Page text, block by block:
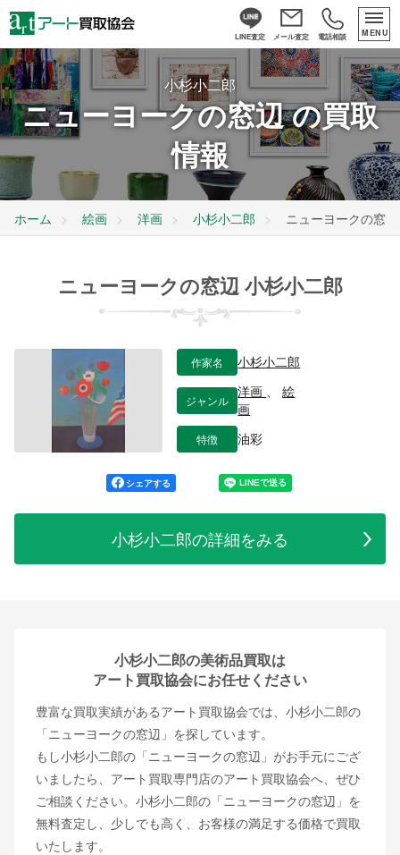
LINE査定 メール査定 電話相談 MENU
小杉小二郎
ニューヨークの窓辺 の買取
情報
ホーム 絵画 洋画 小杉小二郎 ニューヨークの窓辺
ニューヨークの窓辺 小杉小二郎
作家名 小杉小二郎
ジャンル
洋画 、絵
画
特徴 油彩
シェアする
小杉小二郎の詳細をみる
小杉小二郎の美術品買取は
アート買取協会にお任せください
豊富な買取実績があるアート買取協会では、小杉小二郎の
「ニューヨークの窓辺」を探しています。
もし小杉小二郎の「ニューヨークの窓辺」がお手元にござ
いましたら、アート買取専門店のアート買取協会へ、ぜひ
ご相談ください。小杉小二郎の「ニューヨークの窓辺」を
無料査定し、少しでも高く、お客様の満足する価格で買取
いたします。